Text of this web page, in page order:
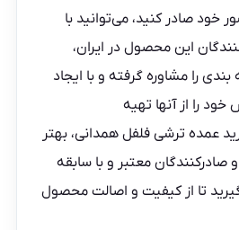
خود صادر کنید، می‌توانید با
این محصول در ایران،
را مشاوره گرفته و با ایجاد
را از آنها تهیه
عمده ترشی فلفل همدانی، بهتر
صادرکنندگان معتبر و با سابقه
تا از کیفیت و اصالت محصول